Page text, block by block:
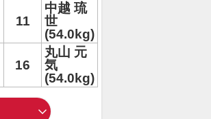
11
中越 琉
世
(54.0kg)
16
丸山 元
気
(54.0kg)